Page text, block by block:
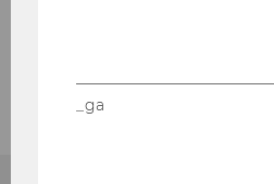
_ga